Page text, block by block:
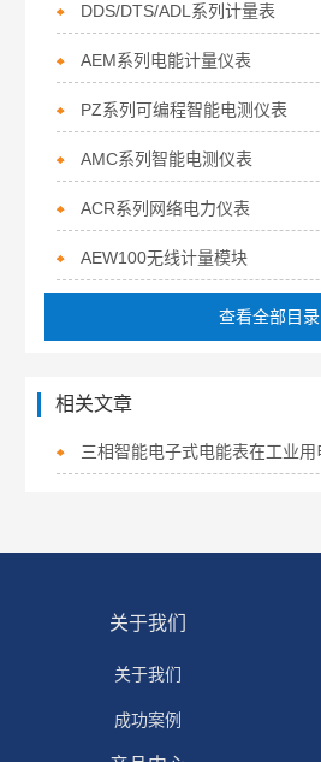
DDS/DTS/ADL系列计量表
AEM系列电能计量仪表
PZ系列可编程智能电测仪表
AMC系列智能电测仪表
ACR系列网络电力仪表
AEW100无线计量模块
查看全部目录
相关文章
关于我们
关于我们
成功案例